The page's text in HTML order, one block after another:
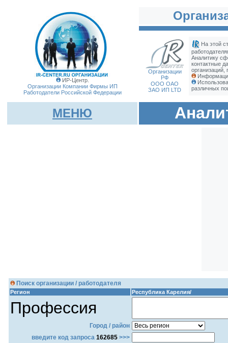
ИР-Центр.
Организации Компании Фирмы ИП
Работодатели Российской Федерации
Организации
РФ
ООО ОАО
ЗАО ИП LTD
На этой
Аналитику
контактные
различных
МЕНЮ
Поиск организации / работодателя
Регион Республика Карелия/
Профессия
Город / район
введите код запроса 162685 >>>